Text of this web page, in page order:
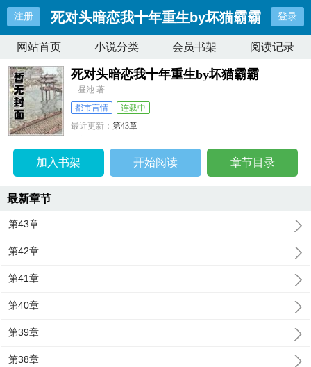
注册 死对头暗恋我十年重生by坏猫霸霸 登录
网站首页 小说分类 会员书架 阅读记录
死对头暗恋我十年重生by坏猫霸霸
昼池 著
都市言情
连载中
最近更新：第43章
加入书架 开始阅读 章节目录
最新章节
第43章
第42章
第41章
第40章
第39章
第38章